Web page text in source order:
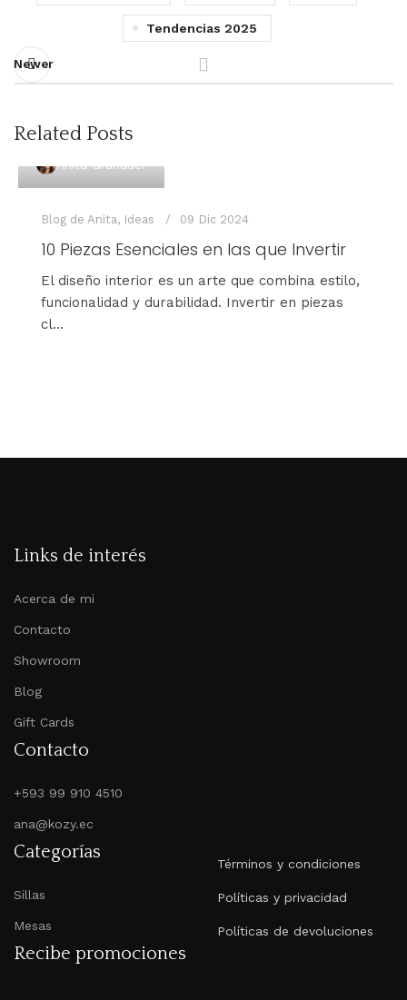
Tendencias 2025
Newer
Related Posts
Anita Grunauer
Blog de Anita, Ideas 09 Dic 2024
10 Piezas Esenciales en las que Invertir
El diseño interior es un arte que combina estilo,
funcionalidad y durabilidad. Invertir en piezas
cl...
Links de interés
Acerca de mi
Contacto
Showroom
Blog
Gift Cards
Contacto
+593 99 910 4510
ana@kozy.ec
Categorías
Sillas
Mesas
Términos y condiciones
Políticas y privacidad
Políticas de devoluciones
Recibe promociones